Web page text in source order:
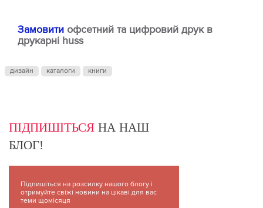
Замовити офсетний та цифровий друк в
друкарні huss
дизайн каталоги книги
ПІДПИШІТЬСЯ НА НАШ
БЛОГ!
Підпишіться на розсилку нашого блогу і
отримуйте свіжі новини на цікаві для вас
теми щомісяця